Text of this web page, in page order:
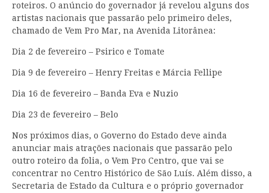
roteiros. O anúncio do governador já revelou alguns dos
artistas nacionais que passarão pelo primeiro deles,
chamado de Vem Pro Mar, na Avenida Litorânea:
Dia 2 de fevereiro – Psirico e Tomate
Dia 9 de fevereiro – Henry Freitas e Márcia Fellipe
Dia 16 de fevereiro – Banda Eva e Nuzio
Dia 23 de fevereiro – Belo
Nos próximos dias, o Governo do Estado deve ainda
anunciar mais atrações nacionais que passarão pelo
outro roteiro da folia, o Vem Pro Centro, que vai se
concentrar no Centro Histórico de São Luís. Além disso, a
Secretaria de Estado da Cultura e o próprio governador